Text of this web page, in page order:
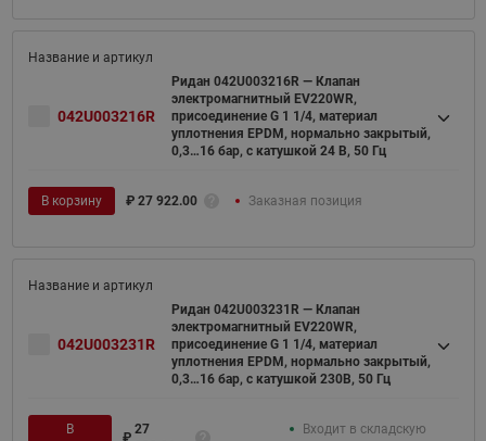
042U003216R
Ридан 042U003216R — Клапан
электромагнитный EV220WR,
присоединение G 1 1/4, материал
уплотнения EPDM, нормально закрытый,
0,3…16 бар, с катушкой 24 В, 50 Гц
В корзину ₽ 27 922.00 Заказная позиция
042U003231R
Ридан 042U003231R — Клапан
электромагнитный EV220WR,
присоединение G 1 1/4, материал
уплотнения EPDM, нормально закрытый,
0,3…16 бар, с катушкой 230В, 50 Гц
В
₽
27
Входит в складскую